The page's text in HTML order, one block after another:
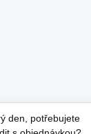
den, potřebujete